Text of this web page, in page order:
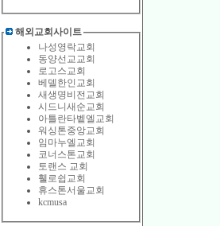
해외교회사이트
나성영락교회
동양선교교회
로고스교회
베델한인교회
새생명비전교회
시드니새순교회
아틀란타벹엘교회
워싱톤중앙교회
임마누엘교회
코너스톤교회
토랜스 교회
휄로쉽교회
휴스톤서울교회
kcmusa